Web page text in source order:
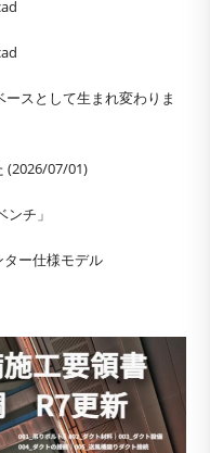
ースとして生まれ変わりま
(2026/07/01)
チ」
ター仕様モデル